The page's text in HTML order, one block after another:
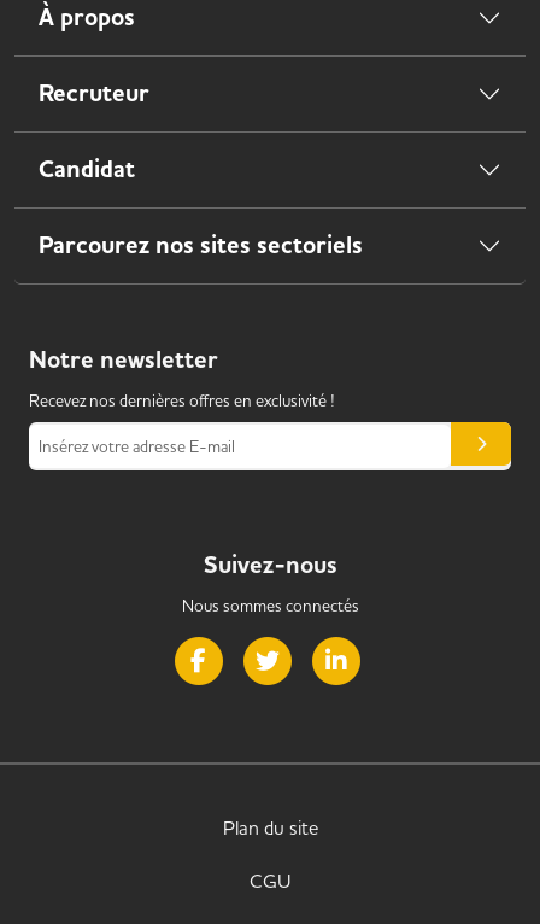
À propos
Recruteur
Candidat
Parcourez nos sites sectoriels
Notre newsletter
Recevez nos dernières offres en exclusivité !
Insérez votre adresse E-mail
Suivez-nous
Nous sommes connectés
Page Facebook de Handi Alternance
Page Twitter de Handi Alternance
Plan du site
CGU